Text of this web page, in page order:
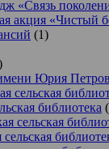
«Связь
акция «Чистый
(1)
Юрия
сельская
библиотека
сельская